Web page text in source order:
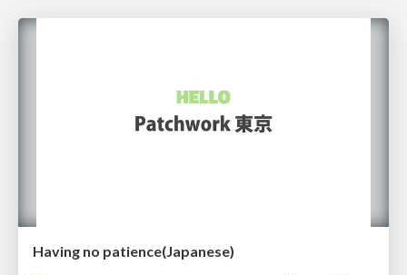
Having no patience(Japanese)